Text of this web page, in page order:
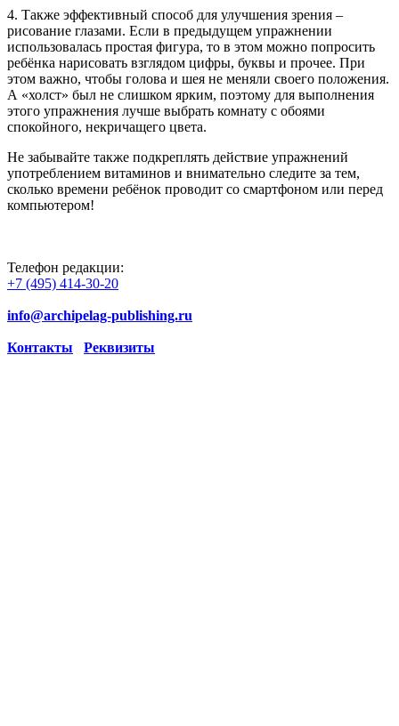
4. Также эффективный способ для улучшения зрения –
рисование глазами. Если в предыдущем упражнении
использовалась простая фигура, то в этом можно попросить
ребёнка нарисовать взглядом цифры, буквы и прочее. При
этом важно, чтобы голова и шея не меняли своего положения.
А «холст» был не слишком ярким, поэтому для выполнения
этого упражнения лучше выбрать комнату с обоями
спокойного, некричащего цвета.
Не забывайте также подкреплять действие упражнений
употреблением витаминов и внимательно следите за тем,
сколько времени ребёнок проводит со смартфоном или перед
компьютером!
Телефон редакции:
+7 (495) 414-30-20
info@archipelag-publishing.ru
Контакты Реквизиты